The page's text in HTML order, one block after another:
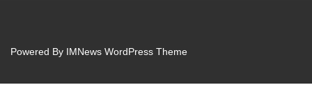
Powered By IMNews WordPress Theme